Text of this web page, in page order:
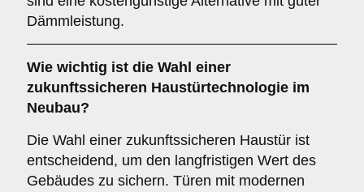
Dämmleistung.
Wie wichtig ist die Wahl einer
zukunftssicheren Haustürtechnologie im
Neubau?
Die Wahl einer zukunftssicheren Haustür ist
entscheidend, um den langfristigen Wert des
Gebäudes zu sichern. Türen mit modernen